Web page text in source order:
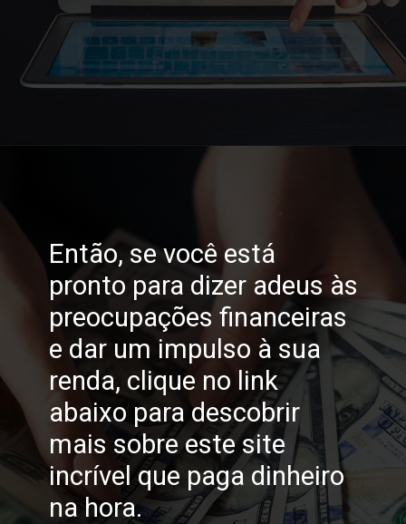
Então, se você está
pronto para dizer adeus às
preocupações financeiras
e dar um impulso à sua
renda, clique no link
abaixo para descobrir
mais sobre este site
incrível que paga dinheiro
na hora.